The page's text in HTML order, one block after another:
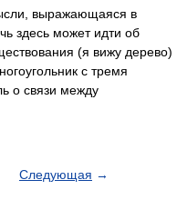
выражающаяся в
здесь может идти об
(я вижу дерево)
с тремя
о связи между
Следующая →